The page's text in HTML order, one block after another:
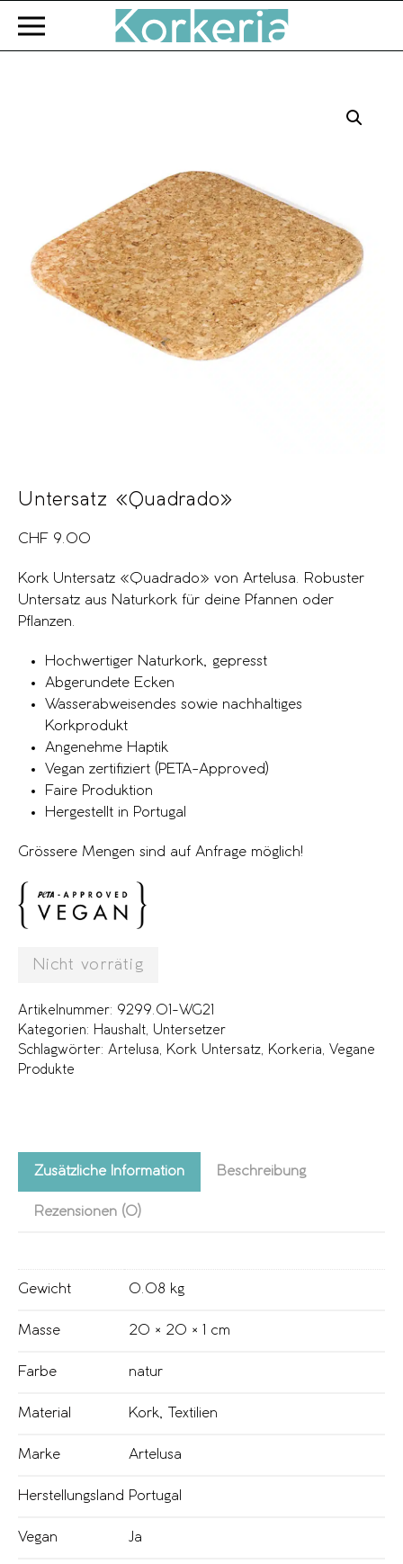
Zum Hauptinhalt springen
Untersatz «Quadrado»
CHF 9.00
Kork Untersatz «Quadrado» von Artelusa. Robuster
Untersatz aus Naturkork für deine Pfannen oder
Pflanzen.
Hochwertiger Naturkork, gepresst
Abgerundete Ecken
Wasserabweisendes sowie nachhaltiges
Korkprodukt
Angenehme Haptik
Vegan zertifiziert (PETA-Approved)
Faire Produktion
Hergestellt in Portugal
Grössere Mengen sind auf Anfrage möglich!
Nicht vorrätig
Artikelnummer: 9299.01-WG21
Kategorien: Haushalt, Untersetzer
Schlagwörter: Artelusa, Kork Untersatz, Korkeria, Vegane
Produkte
Zusätzliche Information Beschreibung
Rezensionen (0)
Gewicht 0.08 kg
Masse 20 × 20 × 1 cm
Farbe natur
Material Kork Textilien
Marke Artelusa
Herstellungsland Portugal
Vegan Ja